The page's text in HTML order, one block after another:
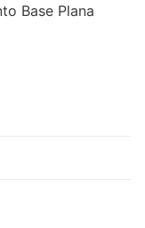
Base Plana